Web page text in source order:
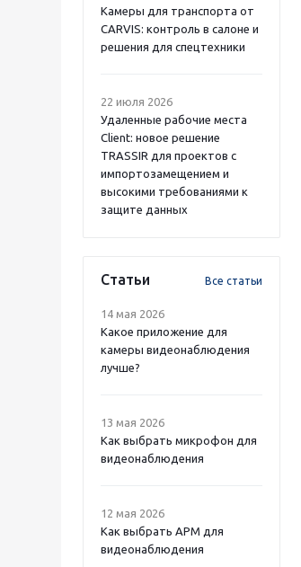
Камеры для транспорта от
CARVIS: контроль в салоне и
решения для спецтехники
22 июля 2026
Удаленные рабочие места
Client: новое решение
TRASSIR для проектов с
импортозамещением и
высокими требованиями к
защите данных
Статьи Все статьи
14 мая 2026
Какое приложение для
камеры видеонаблюдения
лучше?
13 мая 2026
Как выбрать микрофон для
видеонаблюдения
12 мая 2026
Как выбрать APM для
видеонаблюдения